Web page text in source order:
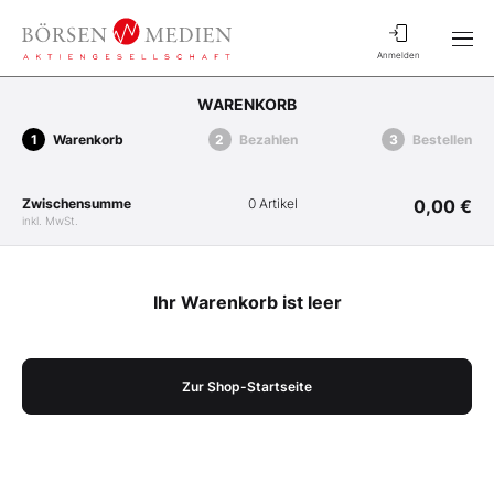
Anmelden
WARENKORB
Warenkorb Bezahlen Bestellen
Zwischensumme
inkl. MwSt.
0 Artikel 0,00 €
Ihr Warenkorb ist leer
Zur Shop-Startseite